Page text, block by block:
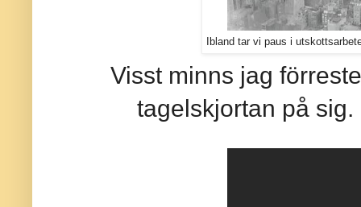
Ibland tar vi paus i
Visst minns jag
tagelskjortan på